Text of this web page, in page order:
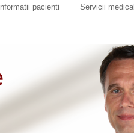
Informatii pacienti Servicii